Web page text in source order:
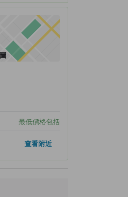
最低價格包括
查看附近